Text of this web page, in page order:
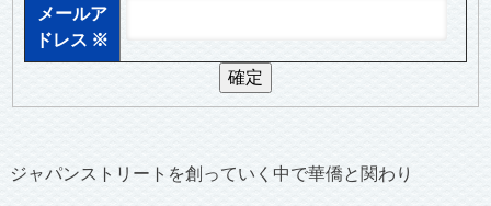
メールア
ドレス ※
ジャパンストリートを創っていく中で華僑と関わり